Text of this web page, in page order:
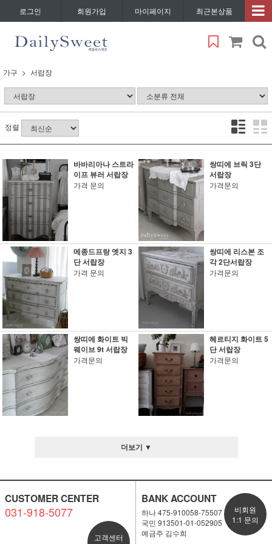
로그인 회원가입 마이페이지 최근본상품
가구 서랍장
정렬
바바리아나 스트라
이프 뷰러 서랍장
가격 문의
쌍띠에 브릭 3단
서랍장
가격문의
메종드프랑 엣지 3
단 서랍장
가격 문의
쌍띠에 리스본 조
각 2단서랍장
가격문의
쌍띠에 화이트 빅
웨이브 9t 서랍장
가격문의
헤르티지 화이트 5
단 서랍장
가격문의
더보기 ▼
CUSTOMER CENTER
031-918-5077
고객센터
BANK ACCOUNT
하나 475-910058-75507
국민 913501-01-052905
예금주 김수희
비회원
1:1 문의